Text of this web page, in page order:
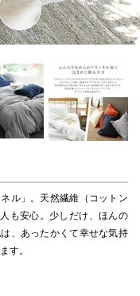
ル」。天然繊維（コットン
も安心。少しだけ、ほんの
、あったかくて幸せな気持
す。